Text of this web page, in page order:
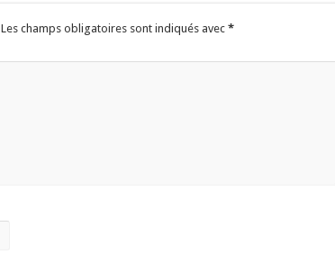
Les champs obligatoires sont indiqués avec *